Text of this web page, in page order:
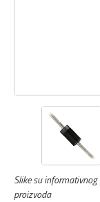
Slike su
proizvoda